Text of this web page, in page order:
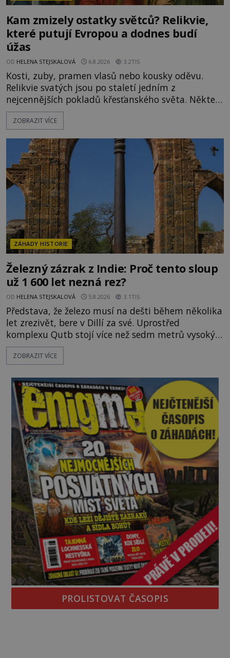
Kam zmizely ostatky světců? Relikvie,
které putují Evropou a dodnes budí
úžas
OD HELENA STEJSKALOVÁ 6.8.2026 3.2TIS
Kosti, zuby, pramen vlasů nebo kousky oděvu.
Relikvie svatých jsou po staletí jedním z
nejcennějších pokladů křesťanského světa. Některé
mají pečlivě doloženou historii, jiné provází
záhady, krádeže i nečekané objevy. Jejich osudy
o skutečné historické události. Ve středověké
Evropě mají relikvie mimořádnou hodnotu. Nejsou
jen předmětem úcty
ZOBRAZIT VÍCE
ZÁHADY HISTORIE
Železný zázrak z Indie: Proč tento sloup
už 1 600 let nezná rez?
OD HELENA STEJSKALOVÁ 5.8.2026 3.1TIS
Představa, že železo musí na dešti během několika
let zrezivět, bere v Dillí za své. Uprostřed
komplexu Qutb stojí více než sedm metrů vysoký
železný sloup, který už přibližně 1 600 let odolává
počasí s jen nepatrnými stopami koroze. Jeho
ztracených technologiích či tajemných
materiálech. Moderní metalurgie však ukazuje, že
skutečné vysvětlení je ješt
ZOBRAZIT VÍCE
PROLISTOVAT ČASOPIS